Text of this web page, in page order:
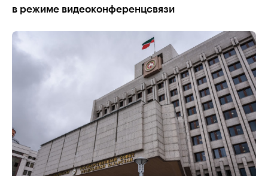
в режиме видеоконференцсвязи